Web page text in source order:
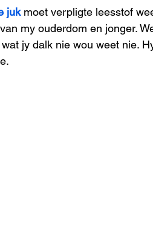
juk moet verpligte leesstof
my ouderdom en jonger.
jy dalk nie wou weet nie.